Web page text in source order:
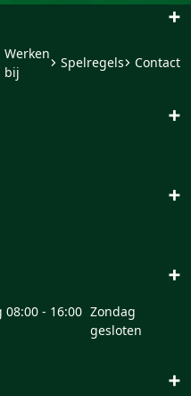
+
Werken
bij
Spelregels Contact
+
+
+
08:00 - 16:00 Zondag
gesloten
+